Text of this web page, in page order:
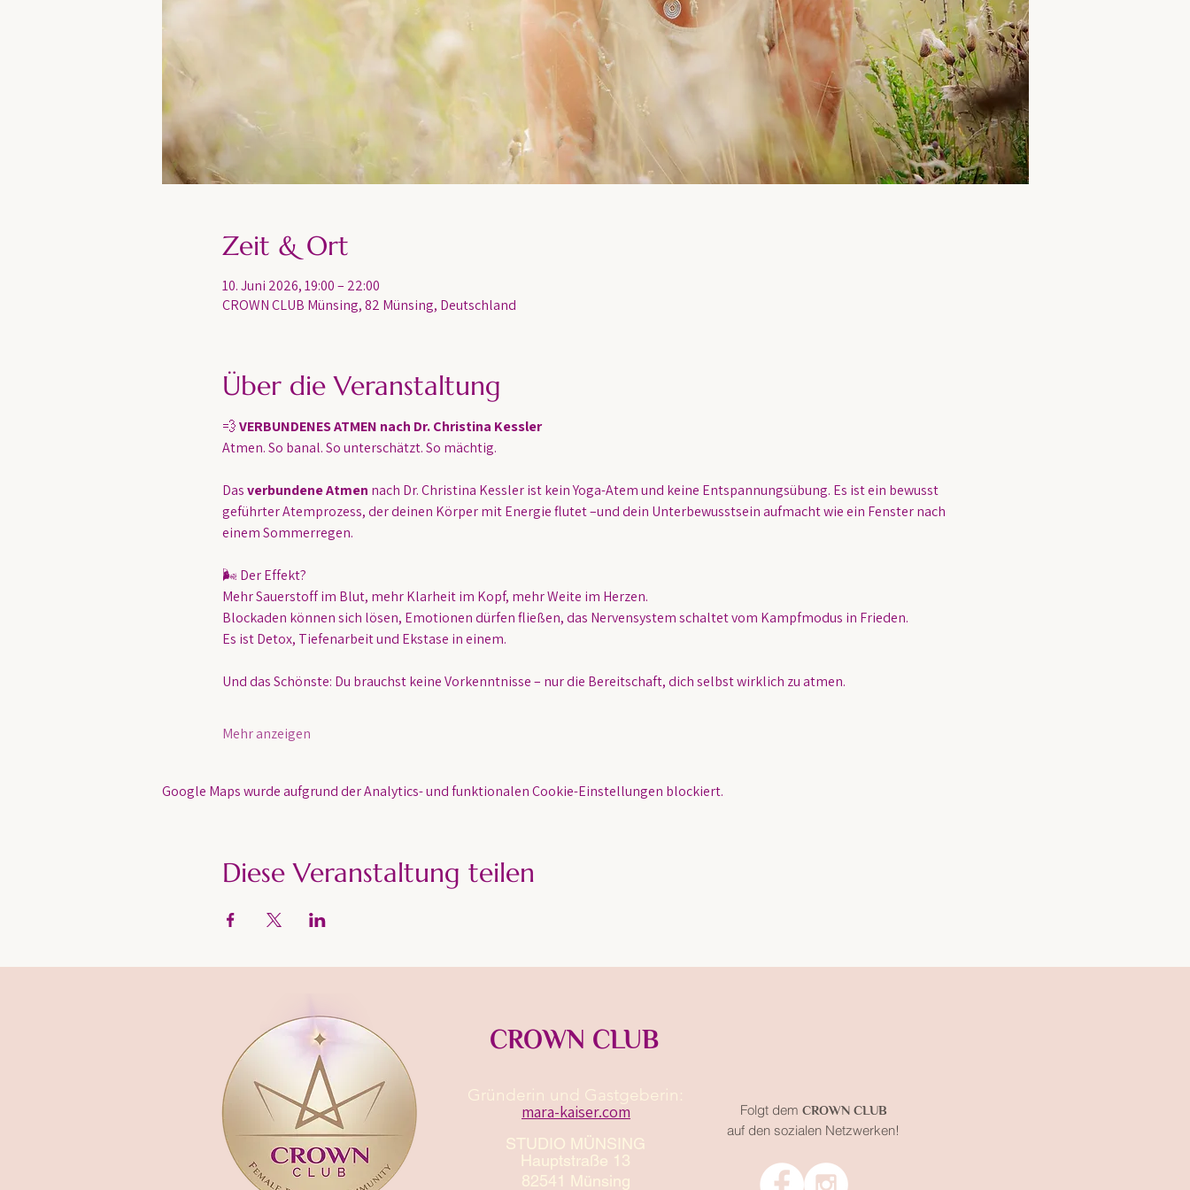
Zeit & Ort
10. Juni 2026, 19:00 – 22:00
CROWN CLUB Münsing, 82 Münsing, Deutschland
Über die Veranstaltung
💨 VERBUNDENES ATMEN nach Dr. Christina Kessler
Atmen. So banal. So unterschätzt. So mächtig.
Das verbundene Atmen nach Dr. Christina Kessler ist kein Yoga-Atem und keine Entspannungsübung. Es ist ein bewusst
geführter Atemprozess, der deinen Körper mit Energie flutet –und dein Unterbewusstsein aufmacht wie ein Fenster nach
einem Sommerregen.
🌬️ Der Effekt?
Mehr Sauerstoff im Blut, mehr Klarheit im Kopf, mehr Weite im Herzen.
Blockaden können sich lösen, Emotionen dürfen fließen, das Nervensystem schaltet vom Kampfmodus in Frieden.
Es ist Detox, Tiefenarbeit und Ekstase in einem.
Und das Schönste: Du brauchst keine Vorkenntnisse – nur die Bereitschaft, dich selbst wirklich zu atmen.
Mehr anzeigen
Google Maps wurde aufgrund der Analytics- und funktionalen Cookie-Einstellungen blockiert.
Diese Veranstaltung teilen
CROWN CLUB
Gründerin und Gastgeberin:​
STUDIO MÜNSING
Hauptstraße 13
82541 Münsing
mara-kaiser.com Folgt dem CROWN CLUB
auf den sozialen Netzwerken!